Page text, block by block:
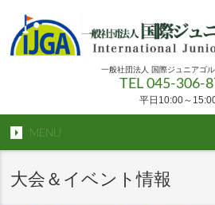
一般社団法人 国際ジュニアゴ
TEL 045-306-
平日10:00～
MENU
大会＆イベント情報